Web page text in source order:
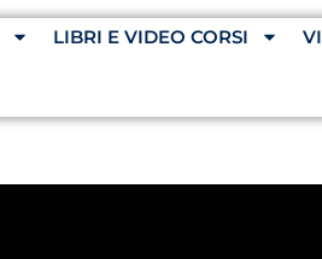
LIBRI E VIDEO CORSI